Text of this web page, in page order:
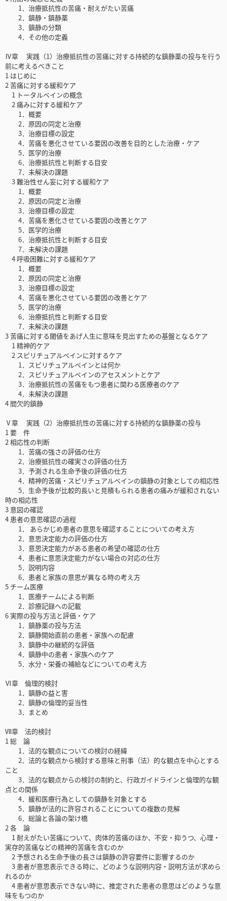
1．治療抵抗性の苦痛・耐えがたい苦痛
2．鎮静・鎮静薬
3．鎮静の分類
4．その他の定義
Ⅳ章 実践（1）治療抵抗性の苦痛に対する持続的な鎮静薬の投与を行う
前に考えるべきこと
1 はじめに
2 苦痛に対する緩和ケア
1 トータルペインの概念
2 痛みに対する緩和ケア
1．概要
2．原因の同定と治療
3．治療目標の設定
4．苦痛を悪化させている要因の改善を目的とした治療・ケア
5．医学的治療
6．治療抵抗性と判断する目安
7．未解決の課題
3 難治性せん妄に対する緩和ケア
1．概要
2．原因の同定と治療
3．治療目標の設定
4．苦痛を悪化させている要因の改善とケア
5．医学的治療
6．治療抵抗性と判断する目安
7．未解決の課題
4 呼吸困難に対する緩和ケア
1．概要
2．原因の同定と治療
3．治療目標の設定
4．苦痛を悪化させている要因の改善とケア
5．医学的治療
6．治療抵抗性と判断する目安
7．未解決の課題
3 苦痛に対する閾値をあげ人生に意味を見出すための基盤となるケア
1 精神的ケア
2 スピリチュアルペインに対するケア
1．スピリチュアルペインとは何か
2．スピリチュアルペインのアセスメントとケア
3．治療抵抗性の苦痛をもつ患者に関わる医療者のケア
4．未解決の課題
4 間欠的鎮静
Ⅴ章 実践（2）治療抵抗性の苦痛に対する持続的な鎮静薬の投与
1 要 件
2 相応性の判断
1．苦痛の強さの評価の仕方
2．治療抵抗性の確実さの評価の仕方
3．予測される生命予後の評価の仕方
4．精神的苦痛・スピリチュアルペインの鎮静の対象としての相応性
5．生命予後が比較的長いと見積もられる患者の痛みが緩和されない
時の相応性
3 意図の確認
4 患者の意思確認の過程
1． あらかじめ患者の意思を確認することについての考え方
2．意思決定能力の評価の仕方
3．意思決定能力がある患者の希望の確認の仕方
4．患者に意思決定能力がない場合の対応の仕方
5．説明内容
6．患者と家族の意思が異なる時の考え方
5 チーム医療
1．医療チームによる判断
2．診療記録への記載
6 実際の投与方法と評価・ケア
1．鎮静薬の投与方法
2．鎮静開始直前の患者・家族への配慮
3．鎮静中の継続的な評価
4．鎮静中の患者・家族へのケア
5．水分・栄養の補給などについての考え方
Ⅵ章 倫理的検討
1．鎮静の益と害
2．鎮静の倫理的妥当性
3．まとめ
Ⅶ章 法的検討
1 総 論
1．法的な観点についての検討の経緯
2．法的な観点から検討する意味と刑事（法）的な観点を中心とする
こと
3．法的な観点からの検討の制約と、行政ガイドラインと倫理的な観
点との関係
4．緩和医療行為としての鎮静を対象とする
5．鎮静が法的に許容されることについての複数の見解
6．総論と各論の架け橋
2 各 論
1 耐えがたい苦痛について、肉体的苦痛のほか、不安・抑うつ、心理・
実存的苦痛などの精神的苦痛を含むのか
2 予想される生命予後の長さは鎮静の許容要件に影響するのか
3 患者が意思表示できる時に、どのような説明内容・説明方法が求めら
れるのか
4 患者が意思表示できない時に、推定された患者の意思はどのような意
味をもつのか